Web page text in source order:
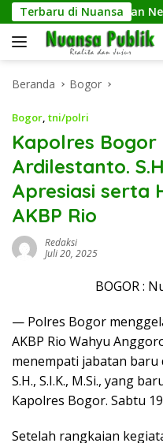
Langsung
ke
konten
Terbaru di Nuansa
Kembangkan Netrash
Beranda Bogor
Bogor, tni/polri
Kapolres Bogor
Ardilestanto.
Apresiasi serta
AKBP Rio
Redaksi
Juli 20, 2025
BOGOR :
— Polres Bogor
AKBP Rio Wahyu
menempati jabatan baru
S.H., S.I.K., M.Si., yang
Kapolres Bogor. Sabtu
Setelah rangkaian